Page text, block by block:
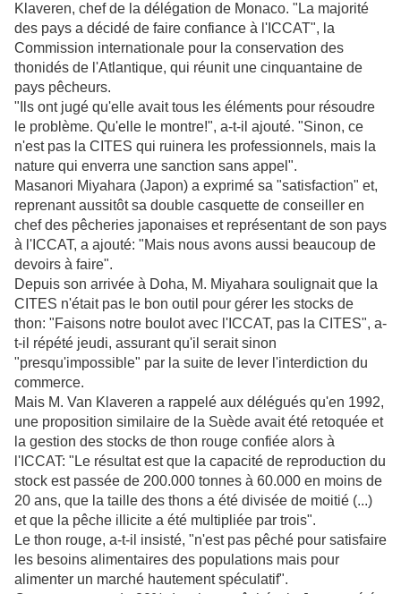
Klaveren, chef de la délégation de Monaco. "La majorité
des pays a décidé de faire confiance à l'ICCAT", la
Commission internationale pour la conservation des
thonidés de l'Atlantique, qui réunit une cinquantaine de
pays pêcheurs.
"Ils ont jugé qu'elle avait tous les éléments pour résoudre
le problème. Qu'elle le montre!", a-t-il ajouté. "Sinon, ce
n'est pas la CITES qui ruinera les professionnels, mais la
nature qui enverra une sanction sans appel".
Masanori Miyahara (Japon) a exprimé sa "satisfaction" et,
reprenant aussitôt sa double casquette de conseiller en
chef des pêcheries japonaises et représentant de son pays
à l'ICCAT, a ajouté: "Mais nous avons aussi beaucoup de
devoirs à faire".
Depuis son arrivée à Doha, M. Miyahara soulignait que la
CITES n'était pas le bon outil pour gérer les stocks de
thon: "Faisons notre boulot avec l'ICCAT, pas la CITES", a-
t-il répété jeudi, assurant qu'il serait sinon
"presqu'impossible" par la suite de lever l'interdiction du
commerce.
Mais M. Van Klaveren a rappelé aux délégués qu'en 1992,
une proposition similaire de la Suède avait été retoquée et
la gestion des stocks de thon rouge confiée alors à
l'ICCAT: "Le résultat est que la capacité de reproduction du
stock est passée de 200.000 tonnes à 60.000 en moins de
20 ans, que la taille des thons a été divisée de moitié (...)
et que la pêche illicite a été multipliée par trois".
Le thon rouge, a-t-il insisté, "n'est pas pêché pour satisfaire
les besoins alimentaires des populations mais pour
alimenter un marché hautement spéculatif".